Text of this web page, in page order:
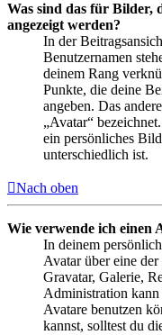
Was sind das für Bilder,
angezeigt werden?
In der
Benutzernamen
deinem Rang
Punkte, die deine
angeben. Das
„Avatar“
ein persönliches
unterschiedlich ist.
Nach oben
Wie verwende ich einen
In deinem
Avatar über eine
Gravatar, Galerie,
Administration
Avatare benutzen
kannst, solltest du